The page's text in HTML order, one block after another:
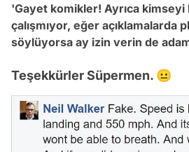
'Gayet komikler! Ayrıca kimseyi
çalışmıyor, eğer açıklamalarda
söylüyorsa ay izin verin de
Teşekkürler Süpermen. 😐